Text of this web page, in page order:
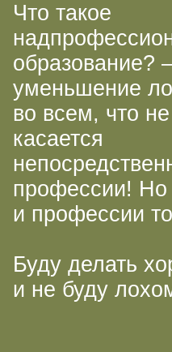
Что такое
образование?
уменьшение
во всем, что не
касается
профессии! Но
и профессии
Буду делать
и не буду